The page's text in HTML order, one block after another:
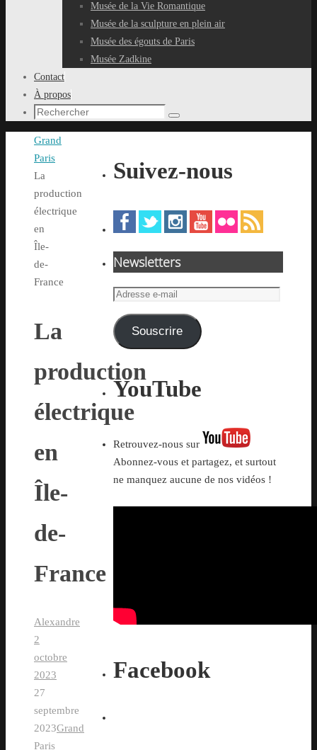
Musée de la Vie Romantique
Musée de la sculpture en plein air
Musée des égouts de Paris
Musée Zadkine
Contact
À propos
Recherche
:
Rechercher
Accueil
Grand
Paris
La
production
électrique
en
Île-
de-
France
La
production
électrique
en
Île-
de-
France
Alexandre
2
octobre
2023
27
septembre
2023Grand
Paris
Suivez-nous
Newsletters
Adresse
mail Souscrire
YouTube
Retrouvez-nous sur
Abonnez-vous et partagez, et surtout
ne manquez aucune de nos vidéos !
Facebook